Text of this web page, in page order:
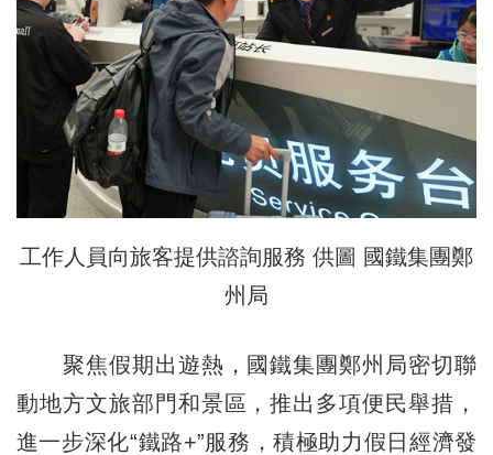
工作人員向旅客提供諮詢服務 供圖 國鐵集團鄭
州局
聚焦假期出遊熱，國鐵集團鄭州局密切聯
動地方文旅部門和景區，推出多項便民舉措，
進一步深化“鐵路+”服務，積極助力假日經濟發